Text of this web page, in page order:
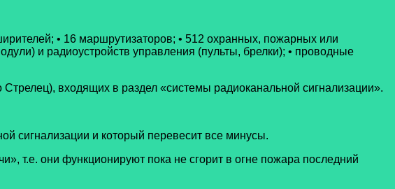
• 16 маршрутизаторов; • 512 охранных, пожарных или
и радиоустройств управления (пульты, брелки); • проводные
входящих в раздел «системы радиоканальной сигнализации».
сигнализации и который перевесит все минусы.
т.е. они функционируют пока не сгорит в огне пожара последний